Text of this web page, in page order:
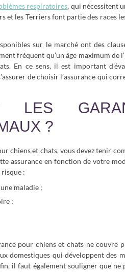
respiratoires, qui nécessitent
et les Terriers font partie des races
sur le marché ont des
fréquent qu’un âge maximum de
En ce sens, il est important
de choisir l’assurance qui
LES
?
chiens et chats, vous devez tenir
assurance en fonction de votre
risque :
maladie ;
;
pour chiens et chats ne couvre
domestiques qui développent des
il faut également souligner que ne